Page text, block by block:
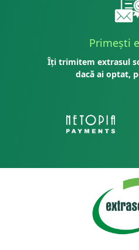
Primești
Îți trimitem extrasul
dacă ai optat,